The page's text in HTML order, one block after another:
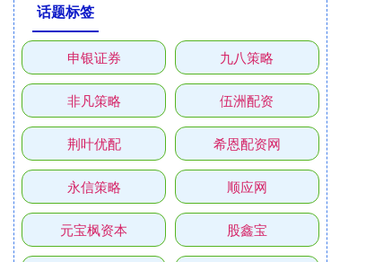
话题标签
申银证券 九八策略
非凡策略 伍洲配资
荆叶优配 希恩配资网
永信策略 顺应网
元宝枫资本 股鑫宝